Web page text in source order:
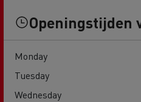
Openingstijden
Monday
Tuesday
Wednesday